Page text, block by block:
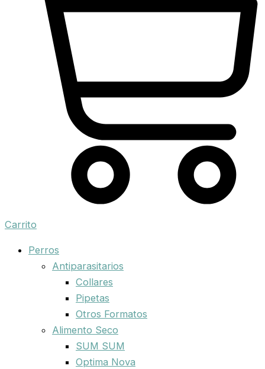
Carrito
Perros
Antiparasitarios
Collares
Pipetas
Otros Formatos
Alimento Seco
SUM SUM
Optima Nova